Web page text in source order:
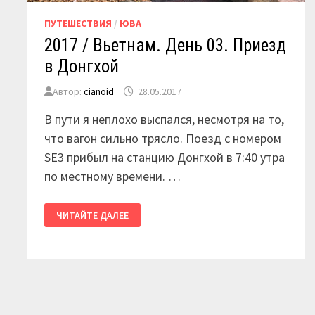
ПУТЕШЕСТВИЯ / ЮВА
2017 / Вьетнам. День 03. Приезд
в Донгхой
Автор:cianoid 28.05.2017
В пути я неплохо выспался, несмотря на то,
что вагон сильно трясло. Поезд с номером
SE3 прибыл на станцию Донгхой в 7:40 утра
по местному времени. …
/
ВЬЕТНАМ.
ЧИТАЙТЕ ДАЛЕЕ